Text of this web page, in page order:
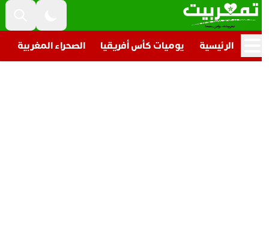
الرئيسية يوميات كأس أفريقيا الصحراء المغربية